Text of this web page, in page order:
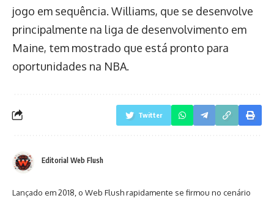
jogo em sequência. Williams, que se desenvolve
principalmente na liga de desenvolvimento em
Maine, tem mostrado que está pronto para
oportunidades na NBA.
Twitter
Editorial Web Flush
Lançado em 2018, o Web Flush rapidamente se firmou no cenário